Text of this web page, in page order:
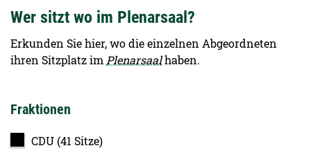
Wer sitzt wo im Plenarsaal?
Erkunden Sie hier, wo die einzelnen Abgeordneten
ihren Sitzplatz im Plenarsaalhaben.
Fraktionen
CDU (41 Sitze)